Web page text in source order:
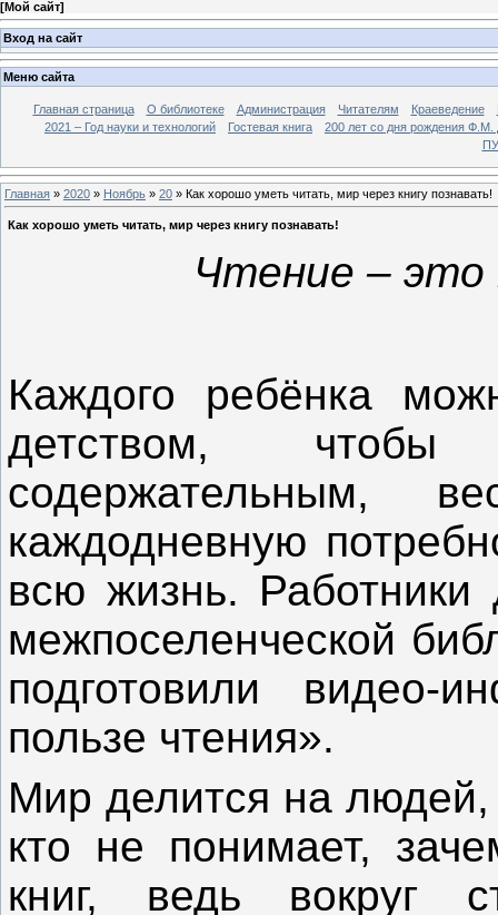
[Мой сайт]
Вход на сайт
Меню сайта
Главная страница О библиотеке Администрация Читателям Краеведение
2021 – Год науки и технологий
Гостевая книга
200 лет со дня рождения Ф.М.
Главная » 2020 » Ноябрь » 20 » Как хорошо уметь читать, мир через книгу познавать!
Как хорошо уметь читать, мир через книгу познавать!
Чтение – это
Каждого ребёнка
детством,
содержательным,
каждодневную
всю жизнь. Работники
межпоселенческой
подготовили
пользе чтения».
Мир делится на людей,
кто не понимает,
книг, ведь вокруг